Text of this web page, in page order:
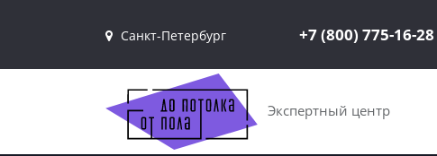
Санкт-Петербург
+7 (800) 775-16-28
Экспертный центр